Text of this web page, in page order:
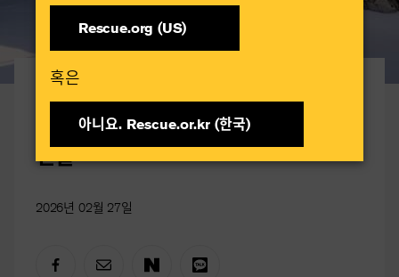
우크라이나 전쟁 4주기
우크라이나 최전선의 겨울, 그 참혹한
현실
2026년 02월 27일
Rescue.org (US)
혹은​
아니요. Rescue.or.kr (한국)​